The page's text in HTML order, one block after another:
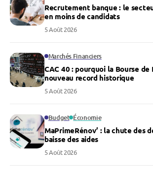
Recrutement banque : le
en moins de candidats
5 Août 2026
Marchés Financiers
CAC 40 : pourquoi la Bourse de
nouveau record historique
5 Août 2026
Budget Économie
MaPrimeRénov’ : la chute des
baisse des aides
5 Août 2026